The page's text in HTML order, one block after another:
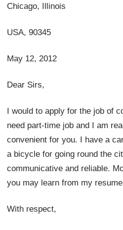
Chicago, Illinois
USA, 90345
May 12, 2012
Dear Sirs,
I would to apply for the job of
need part-time job and I am
convenient for you. I have a
a bicycle for going round the
communicative and reliable.
you may learn from my
With respect,